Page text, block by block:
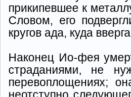
прикипевшее к
Словом, его
кругов ада, куда
Наконец Ио-фея
страданиями, не
перевоплощениях;